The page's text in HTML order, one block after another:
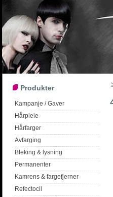
Produkter
Kampanje / Gaver
Hårpleie
Hårfarger
Avfarging
Bleking & lysning
Permanenter
Kamrens & fargefjerner
Refectocil